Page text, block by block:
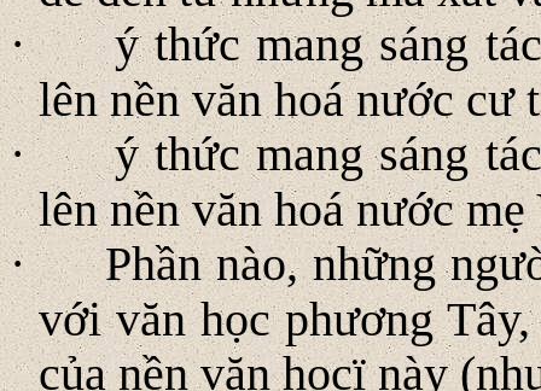
·
ý thức mang sáng
lên nền văn hoá nước
·
ý thức mang sáng
lên nền văn hoá nước
·
Phần nào, những
với văn học phương
của nền văn hocï này